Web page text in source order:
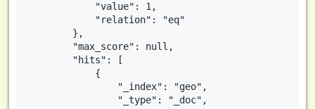
            "value": 1,
            "relation": "eq"
        },
        "max_score": null,
        "hits": [
            {
                "_index": "geo",
                "_type": "_doc",